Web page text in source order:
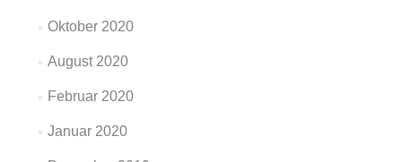
Oktober 2020
August 2020
Februar 2020
Januar 2020